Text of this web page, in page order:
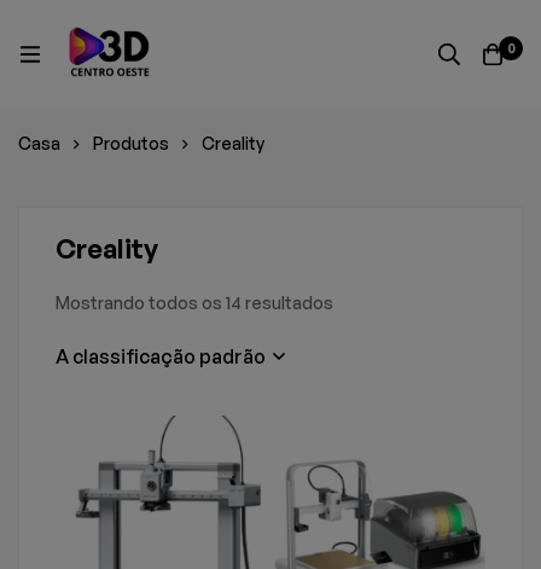
0
Casa Produtos Creality
Creality
Mostrando todos os 14 resultados
A classificação padrão